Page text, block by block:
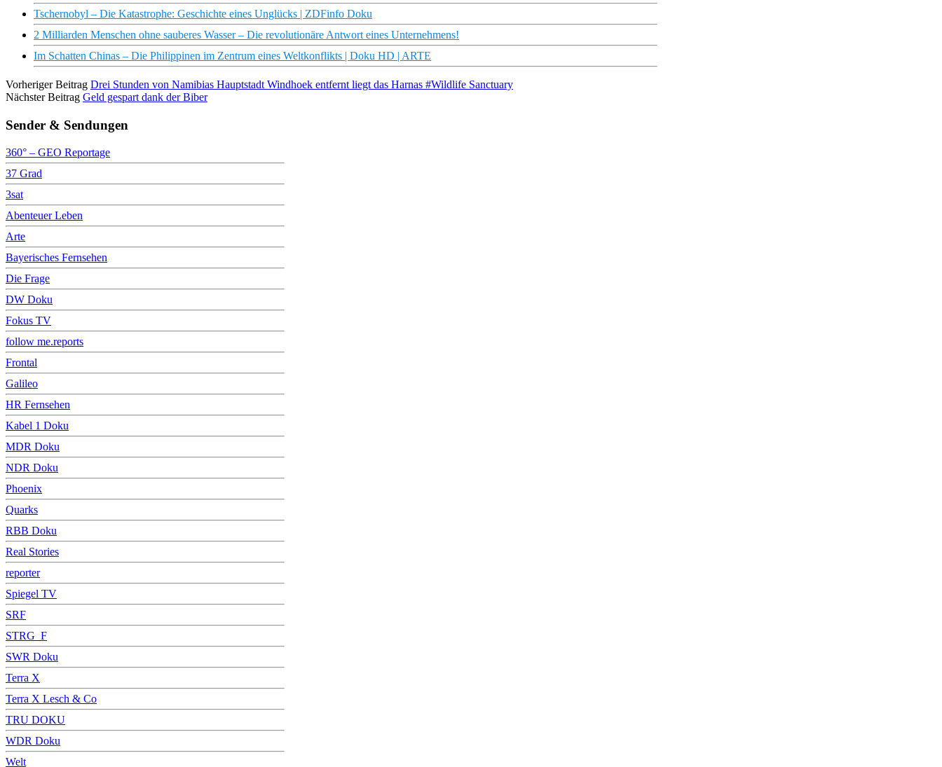
Tschernobyl – Die Katastrophe: Geschichte eines Unglücks | ZDFinfo Doku
2 Milliarden Menschen ohne sauberes Wasser – Die revolutionäre Antwort eines Unternehmens!
Im Schatten Chinas – Die Philippinen im Zentrum eines Weltkonflikts | Doku HD | ARTE
Vorheriger Beitrag Drei Stunden von Namibias Hauptstadt Windhoek entfernt liegt das Harnas #Wildlife Sanctuary
Nächster Beitrag Geld gespart dank der Biber
Sender & Sendungen
360° – GEO Reportage
37 Grad
3sat
Abenteuer Leben
Arte
Bayerisches Fernsehen
Die Frage
DW Doku
Fokus TV
follow me.reports
Frontal
Galileo
HR Fernsehen
Kabel 1 Doku
MDR Doku
NDR Doku
Phoenix
Quarks
RBB Doku
Real Stories
reporter
Spiegel TV
SRF
STRG_F
SWR Doku
Terra X
Terra X Lesch & Co
TRU DOKU
WDR Doku
Welt